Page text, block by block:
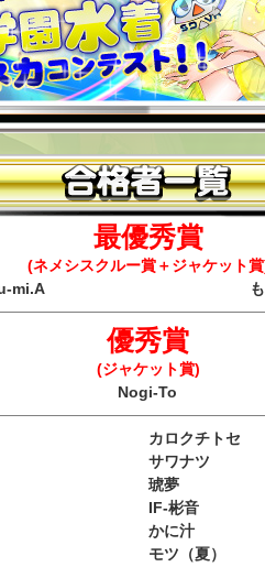
最優秀賞
(ネメシスクルー賞＋ジャケット
mi.A
優秀賞
(ジャケット賞)
Nogi-To
カロクチトセ
サワナツ
琥夢
IF-彬音
かに汁
モツ（夏）